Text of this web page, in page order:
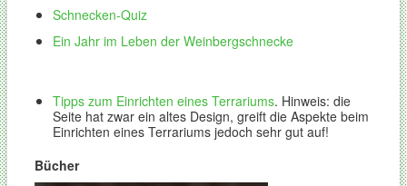
Schnecken-Quiz
Ein Jahr im Leben der Weinbergschnecke
Tipps zum Einrichten eines Terrariums. Hinweis: die
Seite hat zwar ein altes Design, greift die Aspekte beim
Einrichten eines Terrariums jedoch sehr gut auf!
Bücher